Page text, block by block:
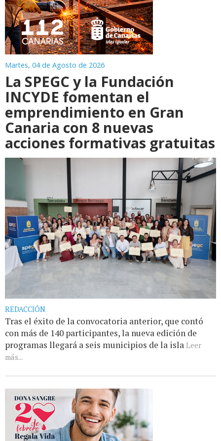
Martes, 04 de Agosto de 2026
La SPEGC y la Fundación
INCYDE fomentan el
emprendimiento en Gran
Canaria con 8 nuevas
acciones formativas gratuitas
REDACCIÓN
Tras el éxito de la convocatoria anterior, que contó
con más de 140 participantes, la nueva edición de
programas llegará a seis municipios de la isla Leer
más...